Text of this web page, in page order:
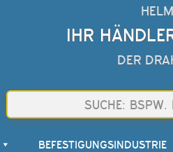
IHR
DER
BEFESTIGUNGSINDUSTRIE